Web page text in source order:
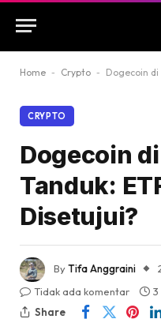
Home - Crypto - Dogecoin di
CRYPTO
Dogecoin
Tanduk:
Disetujui?
ByTifa Anggraini
Tidak ada komentar
3
Share